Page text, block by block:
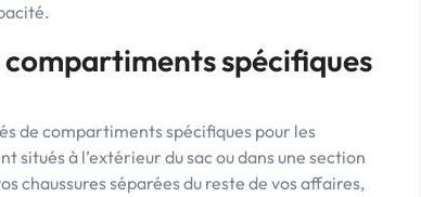
compartiments spécifiques
de compartiments spécifiques pour les
à l’extérieur du sac ou dans une section
chaussures séparées du reste de vos affaires,